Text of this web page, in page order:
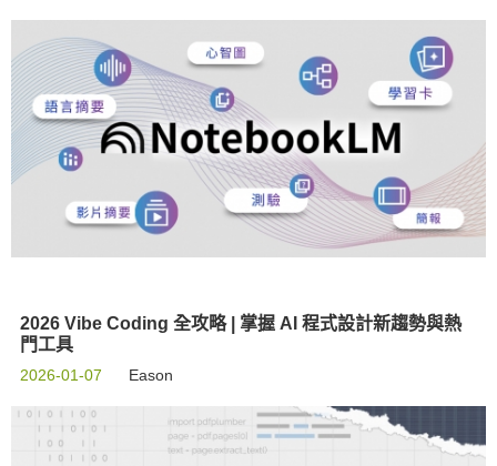
2026 Vibe Coding 全攻略 | 掌握 AI 程式設計新趨勢與熱
門工具
2026-01-07 Eason